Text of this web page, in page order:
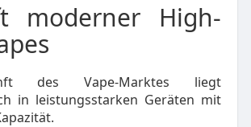
moderner High-
des Vape-Marktes liegt
in leistungsstarken Geräten mit